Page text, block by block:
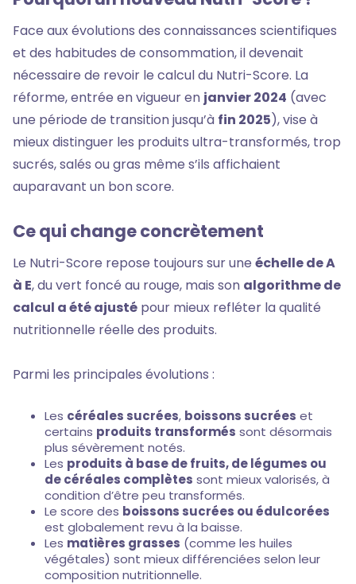
Face aux évolutions des connaissances scientifiques
et des habitudes de consommation, il devenait
nécessaire de revoir le calcul du Nutri-Score. La
réforme, entrée en vigueur en janvier 2024 (avec
une période de transition jusqu’à fin 2025), vise à
mieux distinguer les produits ultra-transformés, trop
sucrés, salés ou gras même s’ils affichaient
auparavant un bon score.
Ce qui change concrètement
Le Nutri-Score repose toujours sur une échelle de A
à E, du vert foncé au rouge, mais son algorithme de
calcul a été ajusté pour mieux refléter la qualité
nutritionnelle réelle des produits.
Parmi les principales évolutions :
Les céréales sucrées, boissons sucrées et
certains produits transformés sont désormais
plus sévèrement notés.
Les produits à base de fruits, de légumes ou
de céréales complètes sont mieux valorisés, à
condition d’être peu transformés.
Le score des boissons sucrées ou édulcorées
est globalement revu à la baisse.
Les matières grasses (comme les huiles
végétales) sont mieux différenciées selon leur
composition nutritionnelle.